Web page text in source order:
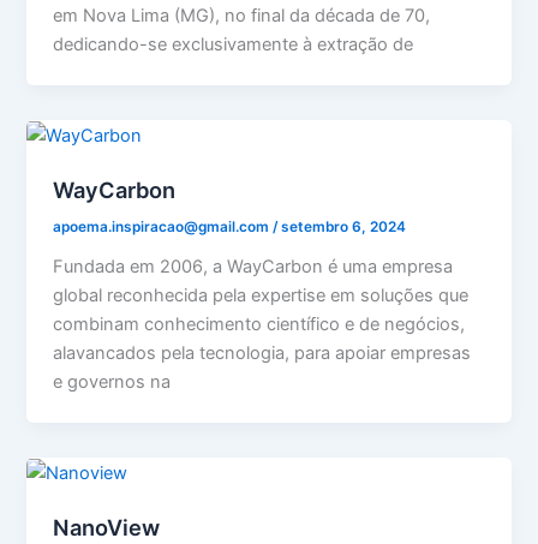
em Nova Lima (MG), no final da década de 70,
dedicando-se exclusivamente à extração de
WayCarbon
apoema.inspiracao@gmail.com/setembro 6, 2024
Fundada em 2006, a WayCarbon é uma empresa
global reconhecida pela expertise em soluções que
combinam conhecimento científico e de negócios,
alavancados pela tecnologia, para apoiar empresas
e governos na
NanoView